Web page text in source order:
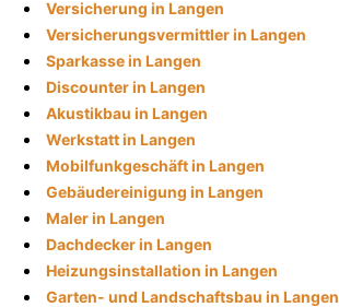
Versicherung in Langen
Versicherungsvermittler in Langen
Sparkasse in Langen
Discounter in Langen
Akustikbau in Langen
Werkstatt in Langen
Mobilfunkgeschäft in Langen
Gebäudereinigung in Langen
Maler in Langen
Dachdecker in Langen
Heizungsinstallation in Langen
Garten- und Landschaftsbau in Langen